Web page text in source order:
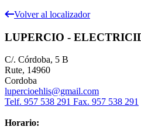
Volver al localizador
LUPERCIO -
C/. Córdoba, 5 B
Rute, 14960
Cordoba
lupercioehlis@gmail.com
Telf. 957 538 291 Fax. 957 538 291
Horario: